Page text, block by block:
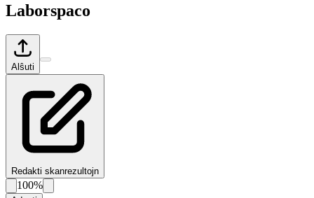
Laborspaco
Alŝuti
Redakti skanrezultojn
100%